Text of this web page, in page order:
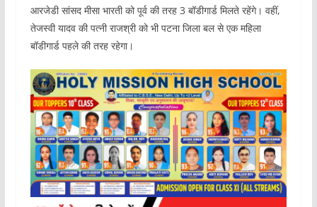
आरजेडी सांसद मीसा भारती को पूर्व की तरह 3 बॉडीगार्ड मिलते रहेंगे। वहीं,
तेजस्वी यादव की पत्नी राजश्री को भी पटना जिला बल से एक महिला
बॉडीगार्ड पहले की तरह रहेगा।